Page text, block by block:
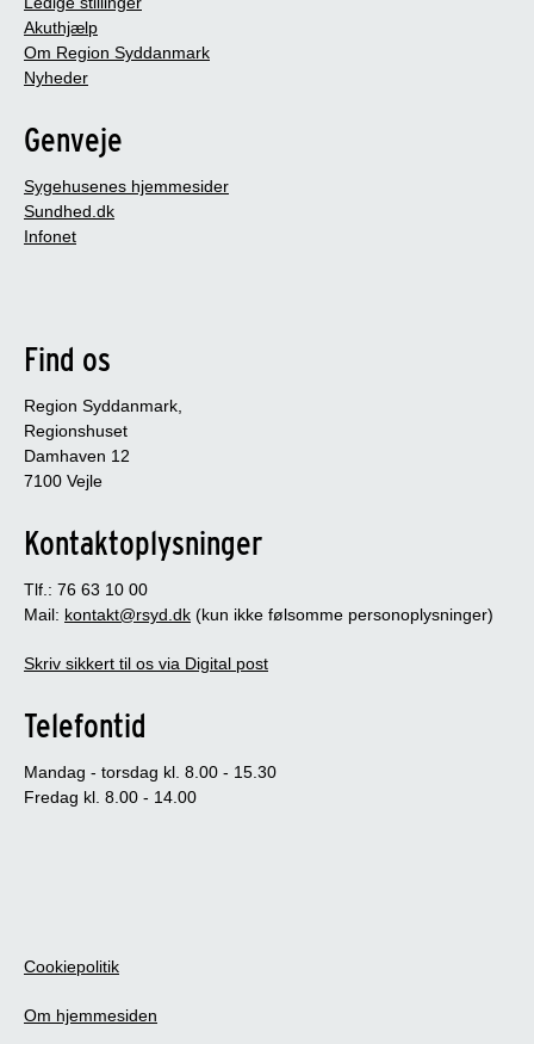
Akuthjælp
Om Region Syddanmark
Nyheder
Genveje
Sygehusenes hjemmesider
Sundhed.dk
Infonet
Find os
Region Syddanmark,
Regionshuset
Damhaven 12
7100 Vejle
Kontaktoplysninger
Tlf.: 76 63 10 00
Mail: kontakt@rsyd.dk (kun ikke følsomme personoplysninger)
Skriv sikkert til os via Digital post
Telefontid
Mandag - torsdag kl. 8.00 - 15.30
Fredag kl. 8.00 - 14.00
Cookiepolitik
Om hjemmesiden